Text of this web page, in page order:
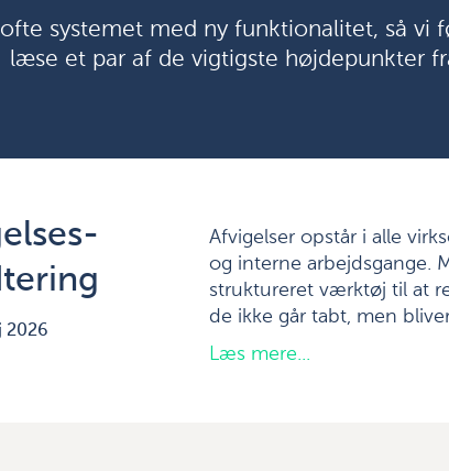
systemet med ny funktionalitet, så vi
læse et par af de vigtigste højdepunkter
2026
Afvigelser opstår i alle
og interne arbejdsgange.
struktureret værktøj til at
de ikke går tabt, men
Læs mere...